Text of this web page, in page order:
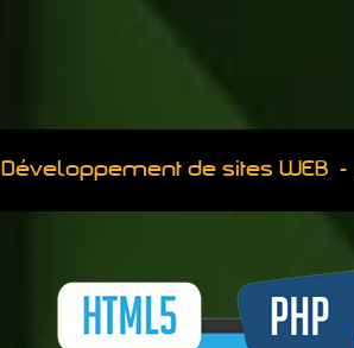
Développement de sites WEB